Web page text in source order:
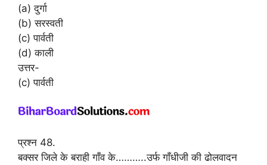
(a) दुर्गा
(b) सरस्वती
(c) पार्वती
(d) काली
उत्तर-
(c) पार्वती
प्रश्न 48.
बक्सर जिले के बराही गाँव के………..उर्फ गाँधीजी की ढोलवादन